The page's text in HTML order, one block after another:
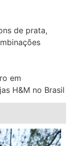
de prata,
em
H&M no Brasil